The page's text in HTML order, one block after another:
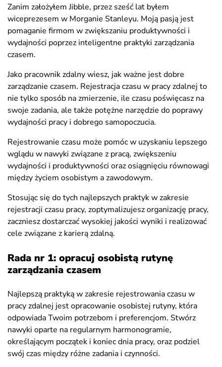
Zanim założyłem Jibble, przez sześć lat byłem
wiceprezesem w Morganie Stanleyu. Moją pasją jest
pomaganie firmom w zwiększaniu produktywności i
wydajności poprzez inteligentne praktyki zarządzania
czasem.
Jako pracownik zdalny wiesz, jak ważne jest dobre
zarządzanie czasem. Rejestracja czasu w pracy zdalnej to
nie tylko sposób na zmierzenie, ile czasu poświęcasz na
swoje zadania, ale także potężne narzędzie do poprawy
wydajności pracy i dobrego samopoczucia.
Rejestrowanie czasu może pomóc w uzyskaniu lepszego
wglądu w nawyki związane z pracą, zwiększeniu
wydajności i produktywności oraz osiągnięciu równowagi
między życiem osobistym a zawodowym.
Stosując się do tych najlepszych praktyk w zakresie
rejestracji czasu pracy, zoptymalizujesz organizację pracy,
zaczniesz dostarczać wysokiej jakości wyniki i realizować
cele związane z karierą zdalną.
Rada nr 1: opracuj osobistą rutynę
zarządzania czasem
Najlepszą praktyką w zakresie rejestrowania czasu w
pracy zdalnej jest opracowanie osobistej rutyny, która
odpowiada Twoim potrzebom i preferencjom. Stwórz
nawyki oparte na regularnym harmonogramie,
określającym początek i koniec dnia pracy, oraz podziel
swój czas między różne zadania i czynności.